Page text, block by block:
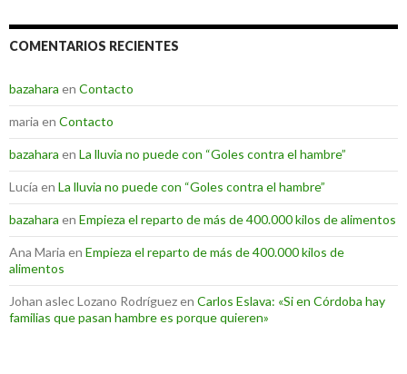
COMENTARIOS RECIENTES
bazahara en Contacto
maria en Contacto
bazahara en La lluvia no puede con “Goles contra el hambre”
Lucía en La lluvia no puede con “Goles contra el hambre”
bazahara en Empieza el reparto de más de 400.000 kilos de alimentos
Ana Maria en Empieza el reparto de más de 400.000 kilos de
alimentos
Johan aslec Lozano Rodríguezen Carlos Eslava: «Si en Córdoba hay
familias que pasan hambre es porque quieren»